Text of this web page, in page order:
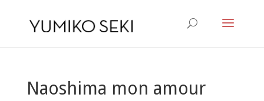
Naoshima mon amour